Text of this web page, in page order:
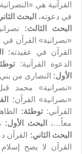
القرآنية هي
في دعوته،
البحث
البحث الثالث:
«نصرانية» القرآن في
القرآن في عقيدته؛
الدعوة القرآنية:
الأول: النصارى من
«نصرانية» محمد
«نصرانية» القرآن؛
القرآني:توطئة:
معاً…،
البحث الأول:
البحث الثاني: القرآن
القرآن لا يصح